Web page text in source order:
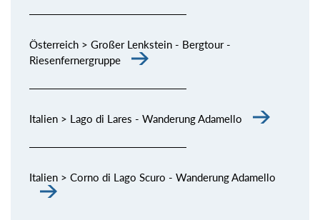
Österreich > Großer Lenkstein - Bergtour -
Riesenfernergruppe
Italien > Lago di Lares - Wanderung Adamello
Italien > Corno di Lago Scuro - Wanderung Adamello